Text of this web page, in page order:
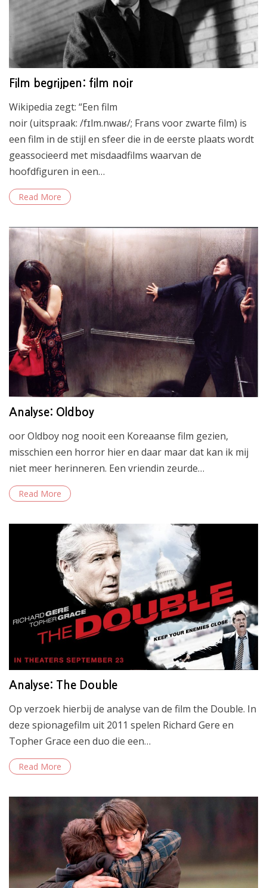
Film begrijpen: film noir
Wikipedia zegt: “Een film
noir (uitspraak: /fɪlm.nwaʁ/; Frans voor zwarte film) is
een film in de stijl en sfeer die in de eerste plaats wordt
geassocieerd met misdaadfilms waarvan de
hoofdfiguren in een…
Read More
Analyse: Oldboy
oor Oldboy nog nooit een Koreaanse film gezien,
misschien een horror hier en daar maar dat kan ik mij
niet meer herinneren. Een vriendin zeurde…
Read More
Analyse: The Double
Op verzoek hierbij de analyse van de film the Double. In
deze spionagefilm uit 2011 spelen Richard Gere en
Topher Grace een duo die een…
Read More